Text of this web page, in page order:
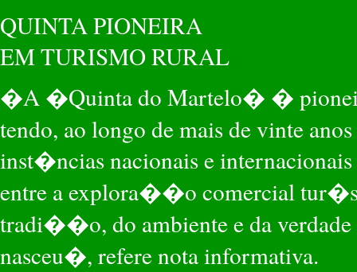
QUINTA PIONEIRA
EM TURISMO RURAL
�A �Quinta do Martelo� �
tendo, ao longo de mais de vinte
inst�ncias nacionais e
entre a explora��o comercial
tradi��o, do ambiente e da
nasceu�, refere nota informativa.